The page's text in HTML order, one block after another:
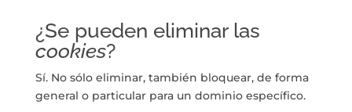
¿Se pueden eliminar las
cookies?
Sí. No sólo eliminar, también bloquear, de forma
general o particular para un dominio específico.